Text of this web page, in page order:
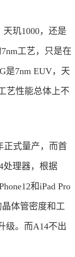
玑1000，还是
工艺，只是在
是7nm EUV，天
艺性能总体上不
正式量产，而首
处理器，根据
和iPad Pro
体管密度和工
级。而A14不出